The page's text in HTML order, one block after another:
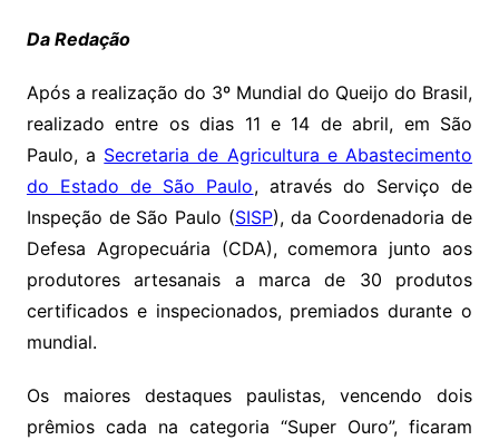
Da Redação
Após a realização do 3º Mundial do Queijo do Brasil,
realizado entre os dias 11 e 14 de abril, em São
Paulo, a Secretaria de Agricultura e Abastecimento
do Estado de São Paulo, através do Serviço de
Inspeção de São Paulo (SISP), da Coordenadoria de
Defesa Agropecuária (CDA), comemora junto aos
produtores artesanais a marca de 30 produtos
certificados e inspecionados, premiados durante o
mundial.
Os maiores destaques paulistas, vencendo dois
prêmios cada na categoria “Super Ouro”, ficaram